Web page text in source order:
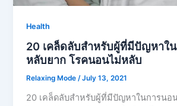
Health
20 เคล็ดลับสำหรับผู้ที่มีปัญหาใ
หลับยาก โรคนอนไม่หลับ
Relaxing Mode/July 13, 2021
20 เคล็ดลับสำหรับผู้ที่มีปัญหาในการนอ